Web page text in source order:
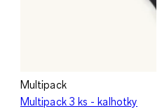
Multipack
Multipack 3 ks - kalhotky